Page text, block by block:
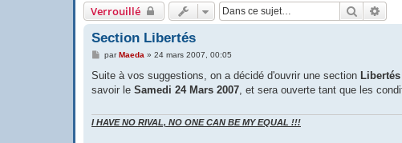
Verrouillé
Section Libertés
M
s
a
parMaeda » 24 mars 2007, 00:05
Suite à vos suggestions, on a décidé d'ouvrir une section Libertés
savoir le Samedi 24 Mars 2007, et sera ouverte tant que les
I HAVE NO RIVAL, NO ONE CAN BE MY EQUAL !!!